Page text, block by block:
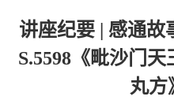
讲座纪要 | 感通故
S.5598《毗沙门
丸方